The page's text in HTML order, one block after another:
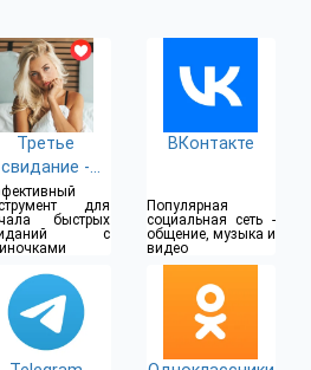
Третье
свидание -
быстрые
свидания и
встречи
для
быстрых
с
ВКонтакте
Популярная
социальная сеть -
общение, музыка и
видео